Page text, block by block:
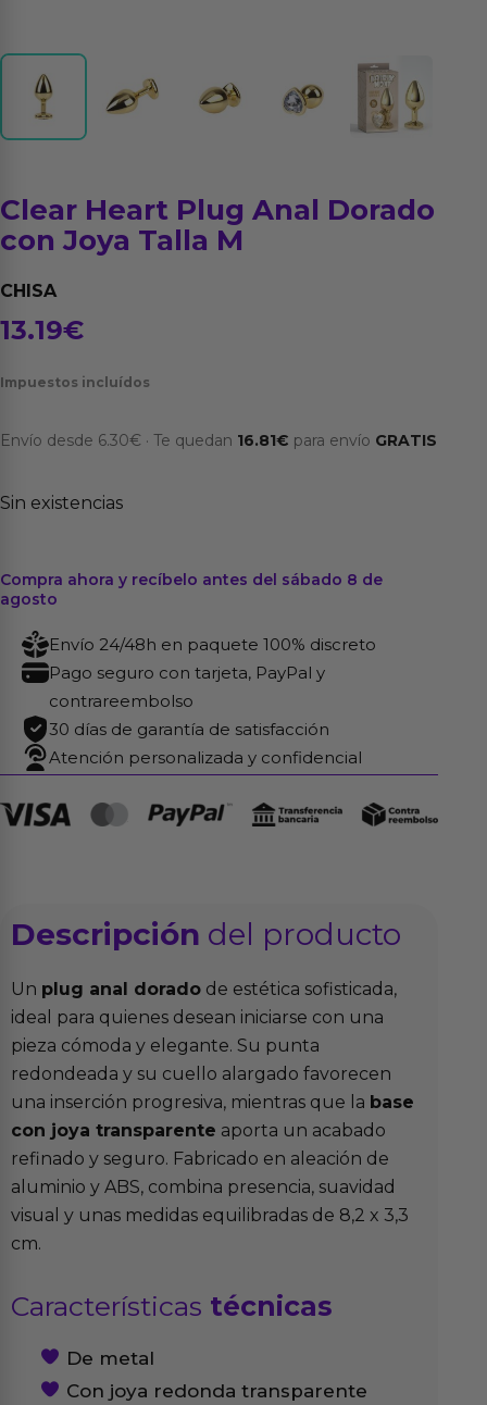
Clear Heart Plug Anal Dorado
con Joya Talla M
CHISA
13.19€
Impuestos incluídos
Envío desde 6.30€ · Te quedan 16.81€ para envío GRATIS
Sin existencias
Compra ahora y recíbelo antes del sábado 8 de
agosto
Envío 24/48h en paquete 100% discreto
Pago seguro con tarjeta, PayPal y
contrareembolso
30 días de garantía de satisfacción
Atención personalizada y confidencial
Descripción del producto
Un plug anal dorado de estética sofisticada,
ideal para quienes desean iniciarse con una
pieza cómoda y elegante. Su punta
redondeada y su cuello alargado favorecen
una inserción progresiva, mientras que la base
con joya transparente aporta un acabado
refinado y seguro. Fabricado en aleación de
aluminio y ABS, combina presencia, suavidad
visual y unas medidas equilibradas de 8,2 x 3,3
cm.
Características técnicas
De metal
Con joya redonda transparente